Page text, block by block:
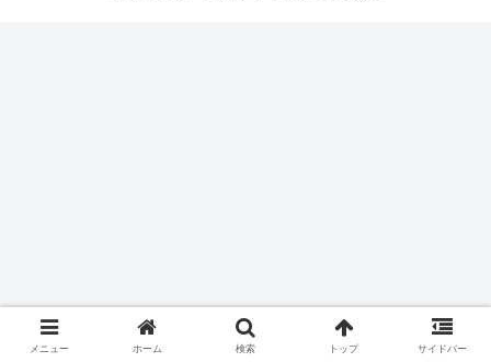
メニュー ホーム 検索 トップ サイドバー